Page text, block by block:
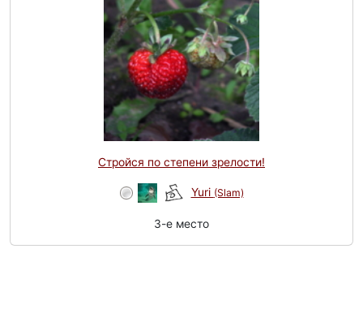
Стройся по степени зрелости!
Yuri (Slam)
3-e место